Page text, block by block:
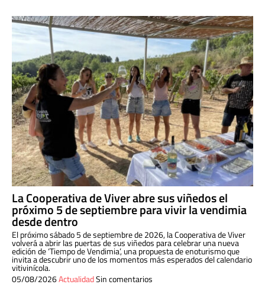
La Cooperativa de Viver abre sus viñedos el
próximo 5 de septiembre para vivir la vendimia
desde dentro
El próximo sábado 5 de septiembre de 2026, la Cooperativa de Viver
volverá a abrir las puertas de sus viñedos para celebrar una nueva
edición de ‘Tiempo de Vendimia’, una propuesta de enoturismo que
invita a descubrir uno de los momentos más esperados del calendario
vitivinícola.
05/08/2026ActualidadSin comentarios